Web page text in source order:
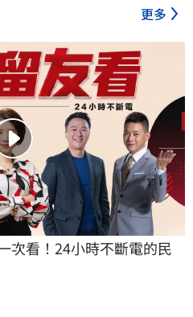
更多
次看！24小時不斷電的民